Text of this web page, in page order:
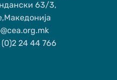
63/3,
24 44 766